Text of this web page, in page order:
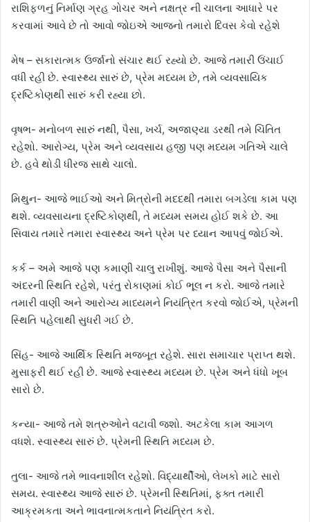
રાશિફળનું નિર્માણ ગ્રહ ગોચર અને નક્ષત્ર ની ચાલના આધારે પર
કરવામાં આવે છે તો આવો જોઇએ આજનો તમારો દિવસ કેવો રહેશે
મેષ – સકારાત્મક ઉર્જાનો સંચાર થઈ રહ્યો છે. આજે તમારી ઉંચાઈ
વધી રહી છે. સ્વાસ્થ્ય સારું છે, પ્રેમ મધ્યમ છે, તમે વ્યવસાયિક
દ્રષ્ટિકોણથી સારું કરી રહ્યા છો.
વૃષભ- મનોબળ સારું નથી, પૈસા, ખર્ચ, અજાણ્યા ડરથી તમે ચિંતિત
રહેશો. આરોગ્ય, પ્રેમ અને વ્યવસાય હજી પણ મધ્યમ ગતિએ ચાલે
છે. હવે થોડી ધીરજ સાથે ચાલો.
મિથુન- આજે ભાઈઓ અને મિત્રોની મદદથી તમારા બગડેલા કામ પણ
થશે. વ્યવસાયના દ્રષ્ટિકોણથી, તે મધ્યમ સમય હોઈ શકે છે. આ
સિવાય તમારે તમારા સ્વાસ્થ્ય અને પ્રેમ પર ધ્યાન આપવું જોઈએ.
કર્ક – અમે આજે પણ કમાણી ચાલુ રાખીશું. આજે પૈસા અને પૈસાની
અંદરની સ્થિતિ રહેશે, પરંતુ રોકાણમાં કોઈ ભૂલ ન કરો. આજે તમારે
તમારી વાણી અને આરોગ્ય માધ્યમને નિયંત્રિત કરવો જોઈએ, પ્રેમની
સ્થિતિ પહેલાથી સુધરી ગઈ છે.
સિંહ- આજે આર્થિક સ્થિતિ મજબૂત રહેશે. સારા સમાચાર પ્રાપ્ત થશે.
મુસાફરી થઈ રહી છે. આજે સ્વાસ્થ્ય મધ્યમ છે. પ્રેમ અને ધંધો ખૂબ
સારો છે.
કન્યા- આજે તમે શત્રુઓને વટાવી જશો. અટકેલા કામ આગળ
વધશે. સ્વાસ્થ્ય સારું છે. પ્રેમની સ્થિતિ મધ્યમ છે.
તુલા- આજે તમે ભાવનાશીલ રહેશો. વિદ્યાર્થીઓ, લેખકો માટે સારો
સમય. સ્વાસ્થ્ય આજે સારું છે. પ્રેમની સ્થિતિમાં, ફક્ત તમારી
આક્રમકતા અને ભાવનાત્મકતાને નિયંત્રિત કરો.